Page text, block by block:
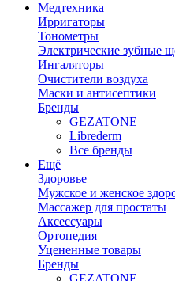
Медтехника
Ирригаторы
Тонометры
Электрические зубные
Ингаляторы
Очистители воздуха
Маски и антисептики
Бренды
GEZATONE
Librederm
Все бренды
Ещё
Здоровье
Мужское и женское
Массажер для простаты
Аксессуары
Ортопедия
Уцененные товары
Бренды
GEZATONE